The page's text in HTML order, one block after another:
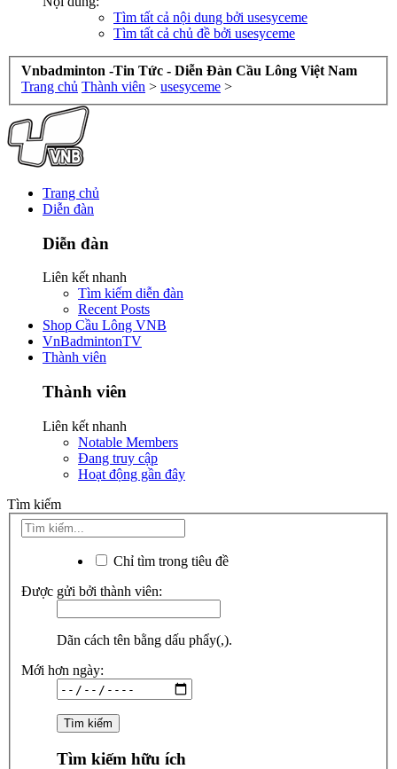
Tìm tất cả nội dung bởi usesyceme
Tìm tất cả chủ đề bởi usesyceme
Vnbadminton -Tin Tức - Diễn Đàn Cầu Lông Việt Nam
Trang chủ Thành viên > usesyceme >
Trang chủ
Diễn đàn
Diễn đàn
Liên kết nhanh
Tìm kiếm diễn đàn
Recent Posts
Shop Cầu Lông VNB
VnBadmintonTV
Thành viên
Thành viên
Liên kết nhanh
Notable Members
Đang truy cập
Hoạt động gần đây
Tìm kiếm
Chỉ tìm trong tiêu đề
Được gửi bởi thành viên:
Dãn cách tên bằng dấu phẩy(,).
Mới hơn ngày:
Tìm kiếm hữu ích